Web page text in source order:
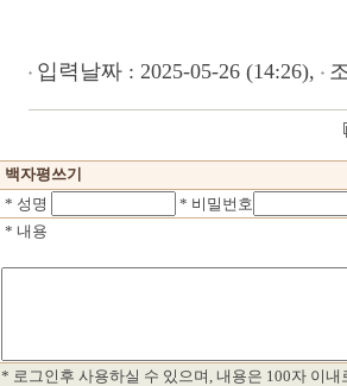
입력날짜 : 2025-05-26 (14:26),
백자평쓰기
* 성명
* 비밀번호
* 내용
* 로그인후 사용하실 수 있으며, 내용은 100자 이내